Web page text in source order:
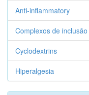
Anti-inflammatory
Complexos de inclusão
Cyclodextrins
Hiperalgesia